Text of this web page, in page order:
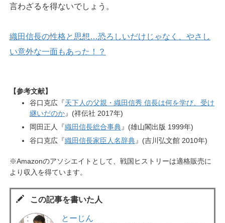
言わざるを得ないでしょう。
織田信長の性格と思想…恐ろしいだけじゃなく、やさし
い意外な一面もあった！？
【参考文献】
谷口克広『 天下人の父親・織田信秀 信長は何を学び、受け
継いだのか』(祥伝社 2017年)
岡田正人『織田信長総合事典』(雄山閣出版 1999年)
谷口克広『織田信長家臣人名辞典』(吉川弘文館 2010年)
※Amazonのアソシエイトとして、戦国ヒストリーは適格販売に
より収入を得ています。
この記事を書いた人
とーじん